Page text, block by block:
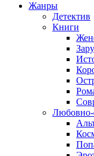
Жанры
Детектив
Книги
Любовно-